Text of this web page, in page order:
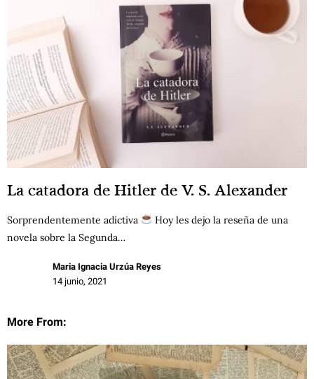
La catadora de Hitler de V. S. Alexander
Sorprendentemente adictiva
Hoy les dejo la reseña de una
novela sobre la Segunda…
Maria Ignacia Urzúa Reyes
14 junio, 2021
More From: